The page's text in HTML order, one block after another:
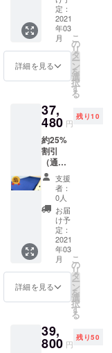
定：
2021
年03
月
詳細を見る
こ
の
リ
タ
ー
ン
を
選
択
す
る
37,
480 円
残り10
約25%
割引
（通常
価格
49,800
円）
支援
者：
0人
お届
け予
定：
2021
年03
月
詳細を見る
こ
の
リ
タ
ー
ン
を
選
択
す
る
39,
800 円
残り50